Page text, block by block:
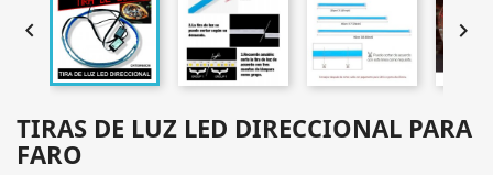
 
TIRAS DE LUZ LED DIRECCIONAL PARA
FARO